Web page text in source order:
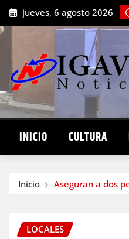
Saltar
al
contenido
jueves, 6 agosto 2026
INICIO CULTURA
Inicio Aseguran a dos
LOCALES